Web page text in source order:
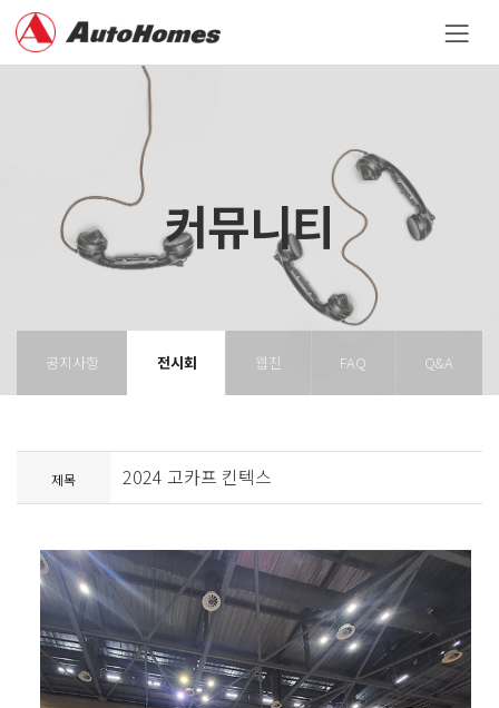
커뮤니티
공지사항 전시회 웹진 FAQ Q&A
제목 2024 고카프 킨텍스